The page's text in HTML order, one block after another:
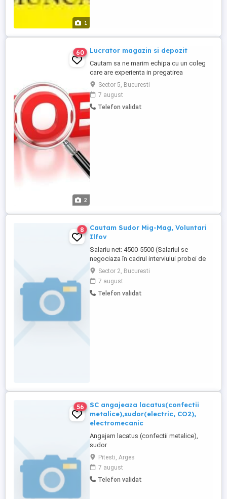
1
2
60 Lucrator magazin si depozit
Cautam sa ne marim echipa cu un coleg
care are experienta in pregatirea
comenzilor online. Persoana potrivita
pentru acest post trebuie sa stie sa
utlizeze un program de facturare si sa
emita documente de transport (AWB).
Sector 5, Bucuresti
7 august
Telefon validat
8
Cautam Sudor Mig-Mag, Voluntari
Ilfov
Salariu net: 4500-5500 (Salariul se
negociaza în cadrul interviului probei de
lucru) Cerinte Experienta in sudura pe
oteluri subtiri in carne 1,5 5mm Cunostinte
de lacatuserie in vederea asamblarii
pieselor pentru sudat Orientare spre
Sector 2, Bucuresti
7 august
Telefon validat
56
SC angajeaza lacatus(confectii
metalice),sudor(electric, CO2),
electromecanic
Angajam lacatus (confectii metalice),
sudor
(electric,CO2),electromecanic,program de
8 ore, salariu de la 6000 BRUT + bonuri de
masa 40 lei zi , ore suplimentare platite
separat. Detalii la telefon
Pitesti, Arges
7 august
Telefon validat